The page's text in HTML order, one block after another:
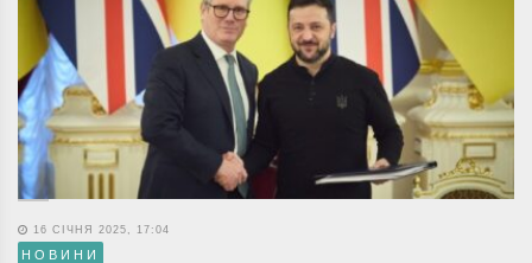
16 СІЧНЯ 2025, 17:04
НОВИНИ